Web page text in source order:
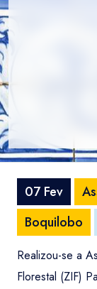
07 Fev
Boquilobo
Realizou-se a
Florestal (ZIF)